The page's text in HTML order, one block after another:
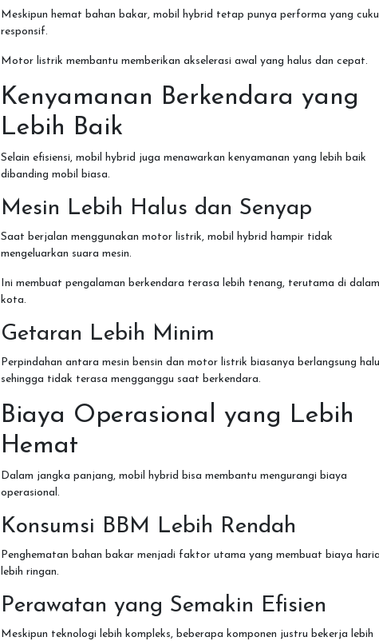
Meskipun hemat bahan bakar, mobil hybrid tetap punya performa yang
responsif.
Motor listrik membantu memberikan akselerasi awal yang halus dan cepat.
Kenyamanan Berkendara yang
Lebih Baik
Selain efisiensi, mobil hybrid juga menawarkan kenyamanan yang lebih baik
dibanding mobil biasa.
Mesin Lebih Halus dan Senyap
Saat berjalan menggunakan motor listrik, mobil hybrid hampir tidak
mengeluarkan suara mesin.
Ini membuat pengalaman berkendara terasa lebih tenang, terutama di dalam
kota.
Getaran Lebih Minim
Perpindahan antara mesin bensin dan motor listrik biasanya berlangsung
sehingga tidak terasa mengganggu saat berkendara.
Biaya Operasional yang Lebih
Hemat
Dalam jangka panjang, mobil hybrid bisa membantu mengurangi biaya
operasional.
Konsumsi BBM Lebih Rendah
Penghematan bahan bakar menjadi faktor utama yang membuat biaya
lebih ringan.
Perawatan yang Semakin Efisien
Meskipun teknologi lebih kompleks, beberapa komponen justru bekerja lebih